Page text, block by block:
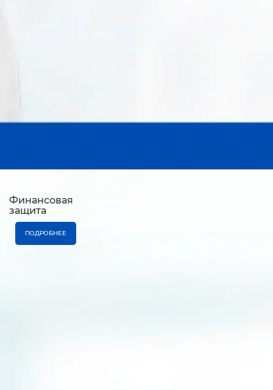
Финансовая
защита
ПОДРОБНЕЕ